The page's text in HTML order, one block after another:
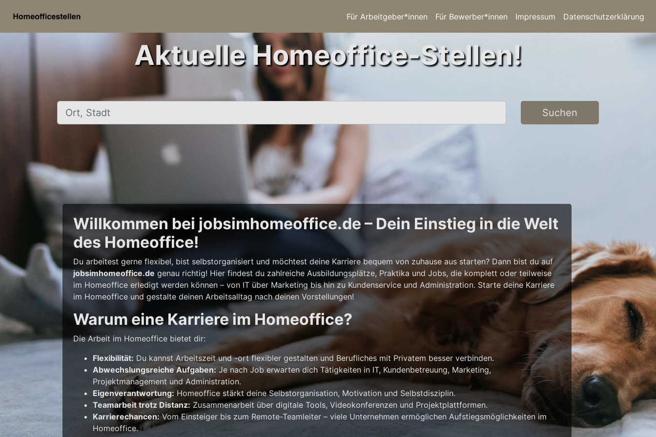
Für Arbeitgeber*innen Für Bewerber*innen Impressum Datenschutzerklärung
Aktuelle Homeoffice-Stellen!
Ort, Stadt Suchen
Willkommen bei jobsimhomeoffice.de – Dein Einstieg in die Welt
des Homeoffice!
Du arbeitest gerne flexibel, bist selbstorganisiert und möchtest deine Karriere bequem von zuhause aus starten? Dann bist du auf
jobsimhomeoffice.de genau richtig! Hier findest du zahlreiche Ausbildungsplätze, Praktika und Jobs, die komplett oder teilweise
im Homeoffice erledigt werden können – von IT über Marketing bis hin zu Kundenservice und Administration. Starte deine Karriere
im Homeoffice und gestalte deinen Arbeitsalltag nach deinen Vorstellungen!
Warum eine Karriere im Homeoffice?
Die Arbeit im Homeoffice bietet dir:
Flexibilität: Du kannst Arbeitszeit und -ort flexibler gestalten und Berufliches mit Privatem besser verbinden.
Abwechslungsreiche Aufgaben:Je nach Job erwarten dich Tätigkeiten in IT, Kundenbetreuung, Marketing,
Projektmanagement und Administration.
Eigenverantwortung:Homeoffice stärkt deine Selbstorganisation, Motivation und Selbstdisziplin.
Teamarbeit trotz Distanz: Zusammenarbeit über digitale Tools, Videokonferenzen und Projektplattformen.
Karrierechancen:Vom Einsteiger bis zum Remote-Teamleiter – viele Unternehmen ermöglichen Aufstiegsmöglichkeiten im
Homeoffice.